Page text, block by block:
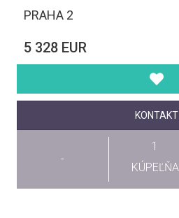
PRAHA 2
5 328 EUR
KONTAKT
-
1
KÚPEĽŇA